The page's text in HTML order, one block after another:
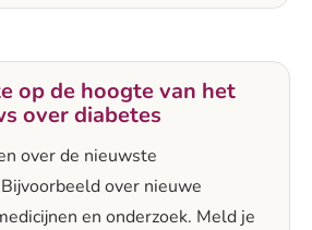
op de hoogte van het
over diabetes
over de nieuwste
over nieuwe
en onderzoek. Meld je